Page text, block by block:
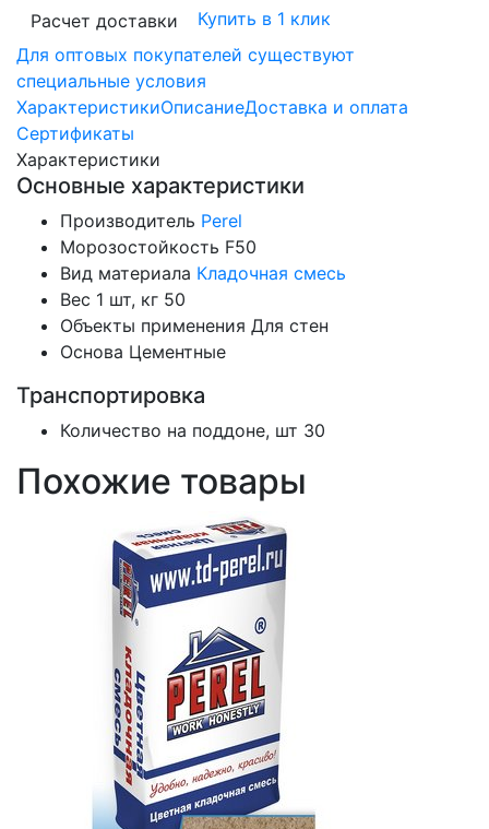
Расчет доставки
Купить в 1 клик
Для оптовых покупателей существуют
специальные условия
ХарактеристикиОписаниеДоставка и оплата
Сертификаты
Характеристики
Основные характеристики
Производитель Perel
Морозостойкость F50
Вид материала Кладочная смесь
Вес 1 шт, кг 50
Объекты применения Для стен
Основа Цементные
Транспортировка
Количество на поддоне, шт 30
Похожие товары